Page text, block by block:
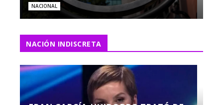
NACIONAL
NACIÓN INDISCRETA